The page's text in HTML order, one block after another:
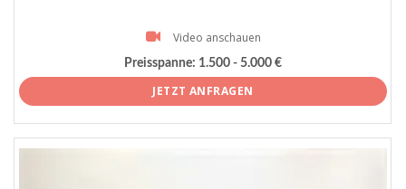
Video anschauen
Preisspanne: 1.500 - 5.000 €
JETZT ANFRAGEN